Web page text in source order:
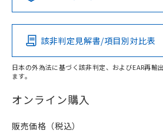
Pb Hg
O
在庫等で未対応品が混在する可能性
問い合わせください。
この製品の規格
その他の認証はこちらのペー
該非判定見解書/項目別対比表
日本の外為法に基づく該非判定、およびEAR再輸
ます。
オンライン購入
販売価格（税込）